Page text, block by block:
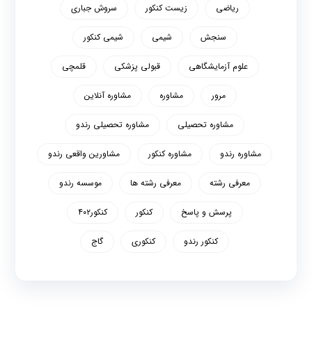
ریاضی زیست کنکور سروش جباری
سنجش شیمی شیمی کنکور
علوم آزمایشگاهی قبولی پزشکی قلمچی
مرور مشاوره مشاوره آنلاین
مشاوره تحصیلی مشاوره تحصیلی رندو
مشاوره رندو مشاوره کنکور مشاورین واقعی رندو
معرفی رشته معرفی رشته ها موسسه رندو
پرسش و پاسخ کنکور کنکور۴۰۲
کنکور رندو کنکوری گاج